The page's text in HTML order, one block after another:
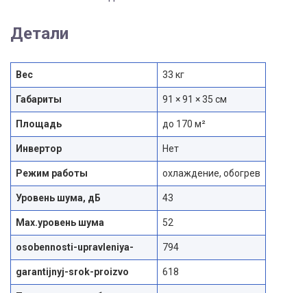
Детали
Вес 33 кг
Габариты 91 × 91 × 35 см
Площадь до 170 м²
Инвертор Нет
Режим работы охлаждение, обогрев
Уровень шума, дБ 43
Max.уровень шума 52
osobennosti-upravleniya- 794
garantijnyj-srok-proizvo 618